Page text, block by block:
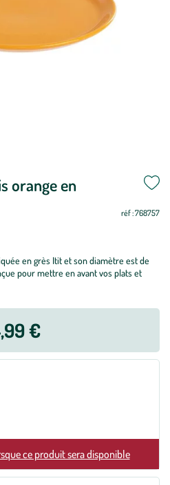
orange en
réf : 768757
en grès Itit et son diamètre est de
pour mettre en avant vos plats et
€
ce produit sera disponible